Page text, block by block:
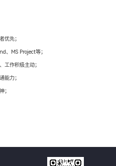
优先；
、MS Project等；
工作积极主动；
能力；
；